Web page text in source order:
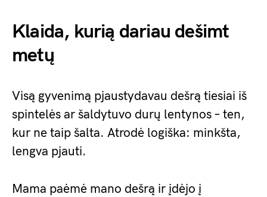
Klaida, kurią dariau dešimt
metų
Visą gyvenimą pjaustydavau dešrą tiesiai iš
spintelės ar šaldytuvo durų lentynos – ten,
kur ne taip šalta. Atrodė logiška: minkšta,
lengva pjauti.
Mama paėmė mano dešrą ir įdėjo į